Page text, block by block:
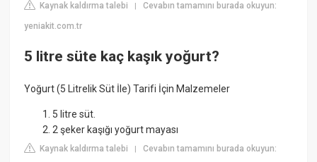
Kaynak kaldırma talebi |Cevabın tamamını burada okuyun:
yeniakit.com.tr
5 litre süte kaç kaşık yoğurt?
Yoğurt (5 Litrelik Süt İle) Tarifi İçin Malzemeler
5 litre süt.
2 şeker kaşığı yoğurt mayası
Kaynak kaldırma talebi |Cevabın tamamını burada okuyun: